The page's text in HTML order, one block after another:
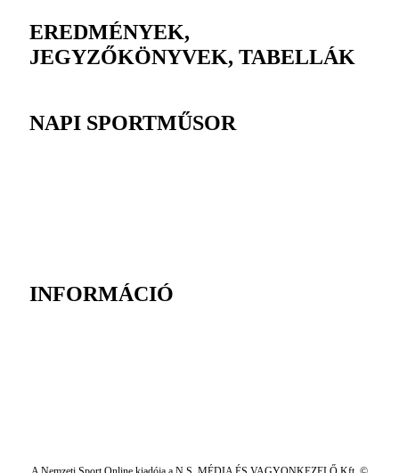
EREDMÉNYEK,
JEGYZŐKÖNYVEK, TABELLÁK
NAPI SPORTMŰSOR
INFORMÁCIÓ